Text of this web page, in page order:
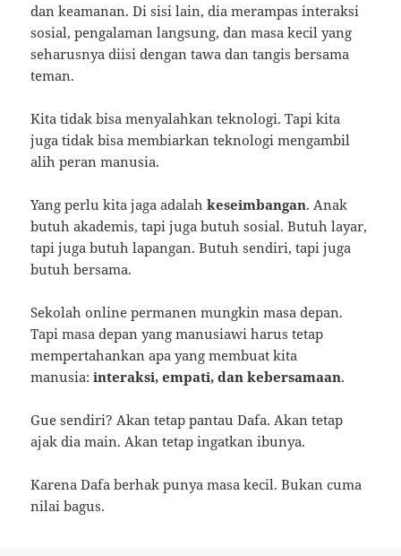
dan keamanan. Di sisi lain, dia merampas interaksi
sosial, pengalaman langsung, dan masa kecil yang
seharusnya diisi dengan tawa dan tangis bersama
teman.
Kita tidak bisa menyalahkan teknologi. Tapi kita
juga tidak bisa membiarkan teknologi mengambil
alih peran manusia.
Yang perlu kita jaga adalahkeseimbangan. Anak
butuh akademis, tapi juga butuh sosial. Butuh layar,
tapi juga butuh lapangan. Butuh sendiri, tapi juga
butuh bersama.
Sekolah online permanen mungkin masa depan.
Tapi masa depan yang manusiawi harus tetap
mempertahankan apa yang membuat kita
manusia:interaksi, empati, dan kebersamaan.
Gue sendiri? Akan tetap pantau Dafa. Akan tetap
ajak dia main. Akan tetap ingatkan ibunya.
Karena Dafa berhak punya masa kecil. Bukan cuma
nilai bagus.